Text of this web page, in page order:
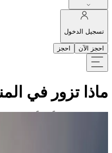
تسجيل الدخول
احجز الآن احجز
ماذا تزور في
تقدم صربيا مزيجاً رائعاً من
المحلي أو تكتشف القرى